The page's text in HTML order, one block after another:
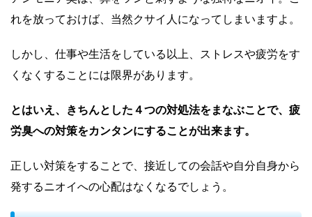
れを放っておけば、当然クサイ人になってしまい ますよ。
しかし、仕事や生活をしている以上、ストレスや疲労をす
くなくすることには限界があります。
とはいえ、きちんとした４つの対処法をまなぶことで、疲
労臭への対策をカンタンにすることが出来ます。
正しい対策をすることで、接近しての会話や自分自身から
発するニオイへの心配はなくなるでしょう。